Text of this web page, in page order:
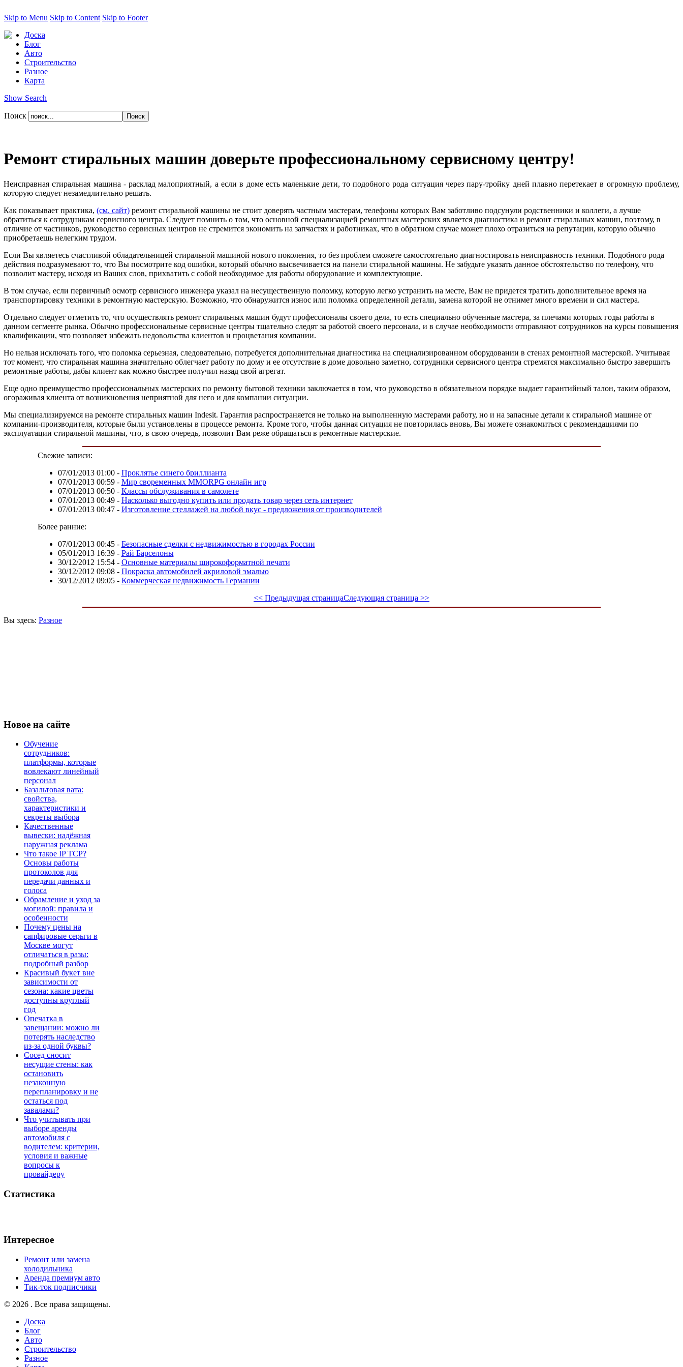
Skip to Menu Skip to Content Skip to Footer
Доска
Блог
Авто
Строительство
Разное
Карта
Show Search
Поиск
Ремонт стиральных машин доверьте профессиональному сервисному центру!
Неисправная стиральная машина - расклад малоприятный, а если в доме есть маленькие дети, то подобного рода ситуация через пару-тройку дней плавно перетекает в огромную проблему,
которую следует незамедлительно решать.
Как показывает практика, (см. сайт) ремонт стиральной машины не стоит доверять частным мастерам, телефоны которых Вам заботливо подсунули родственники и коллеги, а лучше
обратиться к сотрудникам сервисного центра. Следует помнить о том, что основной специализацией ремонтных мастерских является диагностика и ремонт стиральных машин, поэтому, в
отличие от частников, руководство сервисных центров не стремится экономить на запчастях и работниках, что в обратном случае может плохо отразиться на репутации, которую обычно
приобретаешь нелегким трудом.
Если Вы являетесь счастливой обладательницей стиральной машиной нового поколения, то без проблем сможете самостоятельно диагностировать неисправность техники. Подобного рода
действия подразумевают то, что Вы посмотрите код ошибки, который обычно высвечивается на панели стиральной машины. Не забудьте указать данное обстоятельство по телефону, что
позволит мастеру, исходя из Ваших слов, прихватить с собой необходимое для работы оборудование и комплектующие.
В том случае, если первичный осмотр сервисного инженера указал на несущественную поломку, которую легко устранить на месте, Вам не придется тратить дополнительное время на
транспортировку техники в ремонтную мастерскую. Возможно, что обнаружится износ или поломка определенной детали, замена которой не отнимет много времени и сил мастера.
Отдельно следует отметить то, что осуществлять ремонт стиральных машин будут профессионалы своего дела, то есть специально обученные мастера, за плечами которых годы работы в
данном сегменте рынка. Обычно профессиональные сервисные центры тщательно следят за работой своего персонала, и в случае необходимости отправляют сотрудников на курсы повышения
квалификации, что позволяет избежать недовольства клиентов и процветания компании.
Но нельзя исключать того, что поломка серьезная, следовательно, потребуется дополнительная диагностика на специализированном оборудовании в стенах ремонтной мастерской. Учитывая
тот момент, что стиральная машина значительно облегчает работу по дому и ее отсутствие в доме довольно заметно, сотрудники сервисного центра стремятся максимально быстро завершить
ремонтные работы, дабы клиент как можно быстрее получил назад свой агрегат.
Еще одно преимущество профессиональных мастерских по ремонту бытовой техники заключается в том, что руководство в обязательном порядке выдает гарантийный талон, таким образом,
огораживая клиента от возникновения неприятной для него и для компании ситуации.
Мы специализируемся на ремонте стиральных машин Indesit. Гарантия распространяется не только на выполненную мастерами работу, но и на запасные детали к стиральной машине от
компании-производителя, которые были установлены в процессе ремонта. Кроме того, чтобы данная ситуация не повторилась вновь, Вы можете ознакомиться с рекомендациями по
эксплуатации стиральной машины, что, в свою очередь, позволит Вам реже обращаться в ремонтные мастерские.
Свежие записи:
07/01/2013 01:00- Проклятье синего бриллианта
07/01/2013 00:59- Мир своременных MMORPG онлайн игр
07/01/2013 00:50- Классы обслуживания в самолете
07/01/2013 00:49- Насколько выгодно купить или продать товар через сеть интернет
07/01/2013 00:47- Изготовление стеллажей на любой вкус - предложения от производителей
Более ранние:
07/01/2013 00:45- Безопасные сделки с недвижимостью в городах России
05/01/2013 16:39- Рай Барселоны
30/12/2012 15:54- Основные материалы широкоформатной печати
30/12/2012 09:08- Покраска автомобилей акриловой эмалью
30/12/2012 09:05- Коммерческая недвижимость Германии
<< Предыдущая страницаСледующая страница >>
Вы здесь: Разное
Новое на сайте
Обучение
сотрудников:
платформы, которые
вовлекают линейный
персонал
Базальтовая вата:
свойства,
характеристики и
секреты выбора
Качественные
вывески: надёжная
наружная реклама
Что такое IP TCP?
Основы работы
протоколов для
передачи данных и
голоса
Обрамление и уход за
могилой: правила и
особенности
Почему цены на
сапфировые серьги в
Москве могут
отличаться в разы:
подробный разбор
Красивый букет вне
зависимости от
сезона: какие цветы
доступны круглый
год
Опечатка в
завещании: можно ли
потерять наследство
из-за одной буквы?
Сосед сносит
несущие стены: как
остановить
незаконную
перепланировку и не
остаться под
завалами?
Что учитывать при
выборе аренды
автомобиля с
водителем: критерии,
условия и важные
вопросы к
провайдеру
Статистика
Интересное
Ремонт или замена
холодильника
Аренда премиум авто
Тик-ток подписчики
© 2026 . Все права защищены.
Доска
Блог
Авто
Строительство
Разное